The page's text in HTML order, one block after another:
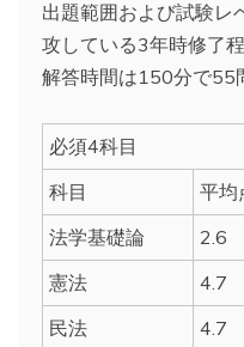
出題範囲および試験レ
攻している3年時修了程
解答時間は150分で55
必須4科目
科目
平均
法学基礎論
2.6
憲法
4.7
民法
4.7